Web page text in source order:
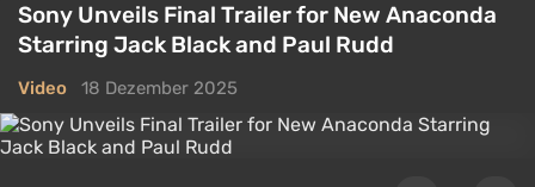
Sony Unveils Final Trailer for New Anaconda
Starring Jack Black and Paul Rudd
Video 18 Dezember 2025